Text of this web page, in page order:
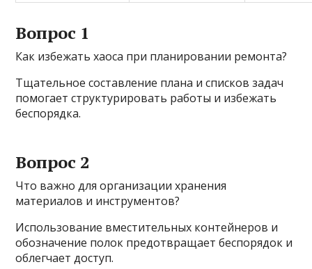
Вопрос 1
Как избежать хаоса при планировании ремонта?
Тщательное составление плана и списков задач
помогает структурировать работы и избежать
беспорядка.
Вопрос 2
Что важно для организации хранения
материалов и инструментов?
Использование вместительных контейнеров и
обозначение полок предотвращает беспорядок и
облегчает доступ.